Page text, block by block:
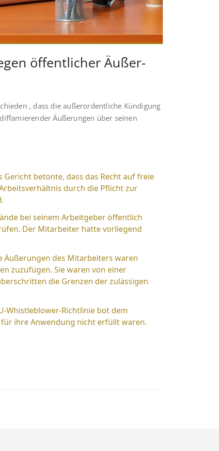
öffent­lich­er Äuß­er­
, dass die außerordentliche Kündigung
Äußerungen über seinen
Gericht betonte, dass das Recht auf freie
durch die Pflicht zur
bei seinem Arbeitgeber öffentlich
Der Mitarbeiter hatte vorliegend
Äußerungen des Mitarbeiters waren
zuzufügen. Sie waren von einer
die Grenzen der zulässigen
Whistleblower-Richtlinie bot dem
ihre Anwendung nicht erfüllt waren.